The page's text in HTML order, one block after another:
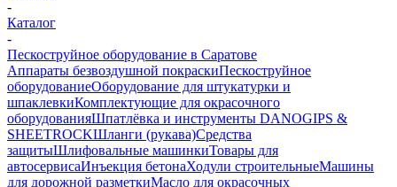
-
Каталог
-
Пескоструйное оборудование в Саратове
Аппараты безвоздушной покраскиПескоструйное
оборудованиеОборудование для штукатурки и
шпаклевкиКомплектующие для окрасочного
оборудованияШпатлёвка и инструменты DANOGIPS &
SHEETROCKШланги (рукава)Средства
защитыШлифовальные машинкиТовары для
автосервисаИнъекция бетонаХодули строительныеМашины
для дорожной разметкиМасло для окрасочных